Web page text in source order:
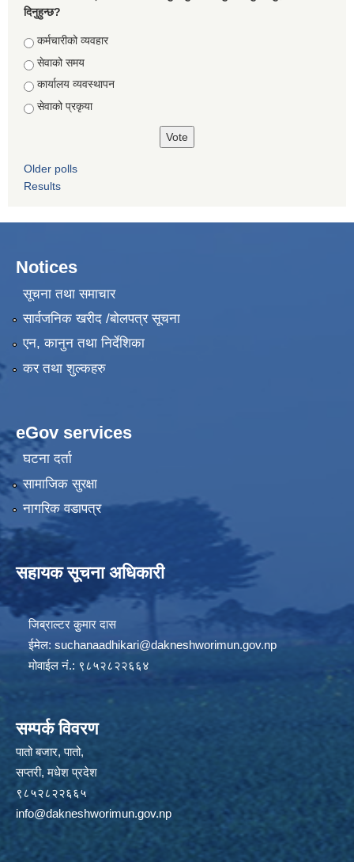
दिनुहुन्छ?
Choices
कर्मचारीको व्यवहार
सेवाको समय
कार्यालय व्यवस्थापन
सेवाको प्रकृया
Older polls
Results
Notices
सूचना तथा समाचार
सार्वजनिक खरीद /बोलपत्र सूचना
एन, कानुन तथा निर्देशिका
कर तथा शुल्कहरु
eGov services
घटना दर्ता
सामाजिक सुरक्षा
नागरिक वडापत्र
सहायक सूचना अधिकारी
जिब्राल्टर कुुमार दास
ईमेल: suchanaadhikari@dakneshworimun.gov.np
मोवाईल नं.: ९८५२८२२६६४
सम्पर्क विवरण
पातो बजार, पातो,
सप्तरी, मधेश प्रदेश
९८५२८२२६६५
info@dakneshworimun.gov.np